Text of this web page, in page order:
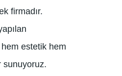
firmadır.
estetik hem
sunuyoruz.